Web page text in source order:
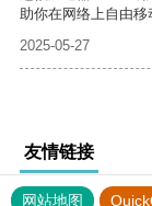
助你在网络上自由移
2025-05-27
友情链接
网站地图